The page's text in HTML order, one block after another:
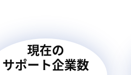
現在の
サポート企業数